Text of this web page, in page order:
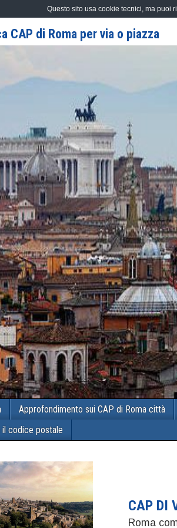
CAP di Roma per via o piazza
Approfondimento sui CAP di Roma città
il codice postale
CAP DI
Roma
Questo sito usa cookie tecnici, ma puoi